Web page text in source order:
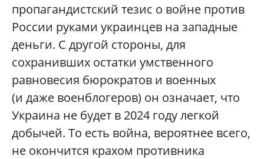
пропагандистский тезис о войне против
России руками украинцев на западные
деньги. С другой стороны, для
сохранивших остатки умственного
равновесия бюрократов и военных
(и даже военблогеров) он означает, что
Украина не будет в 2024 году легкой
добычей. То есть война, вероятнее всего,
не окончится крахом противника